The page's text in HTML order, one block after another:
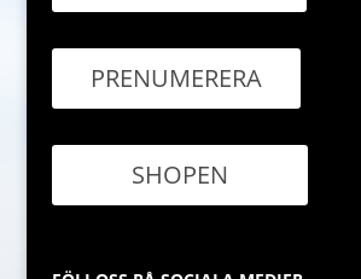
PRENUMERERA
SHOPEN